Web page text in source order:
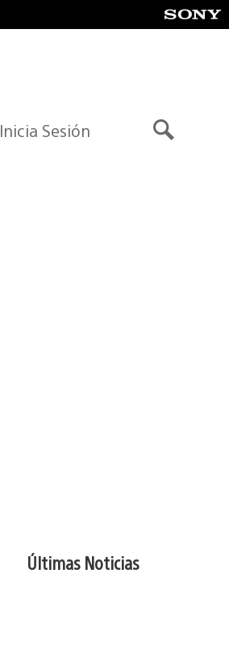
Inicia Sesión
Últimas Noticias